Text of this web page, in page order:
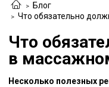
Блог
Что обязательно
Что
в
Несколько полезных